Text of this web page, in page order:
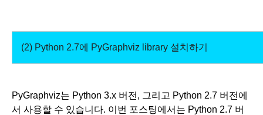
(2) Python 2.7에 PyGraphviz library 설치하기
PyGraphviz는 Python 3.x 버전, 그리고 Python 2.7 버전에
서 사용할 수 있습니다. 이번 포스팅에서는 Python 2.7 버